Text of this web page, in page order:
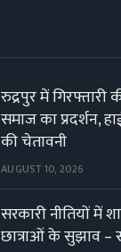
रुद्रपुर में गिरफ्तारी
समाज का प्रदर्शन,
की चेतावनी
AUGUST 10, 2026
सरकारी नीतियों में
छात्राओं के सुझाव –